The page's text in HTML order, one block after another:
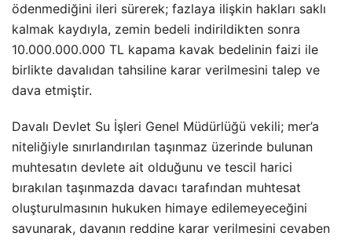
ödenmediğini ileri sürerek; fazlaya ilişkin hakları saklı
kalmak kaydıyla, zemin bedeli indirildikten sonra
10.000.000.000 TL kapama kavak bedelinin faizi ile
birlikte davalıdan tahsiline karar verilmesini talep ve
dava etmiştir.
Davalı Devlet Su İşleri Genel Müdürlüğü vekili; mer’a
niteliğiyle sınırlandırılan taşınmaz üzerinde bulunan
muhtesatın devlete ait olduğunu ve tescil harici
bırakılan taşınmazda davacı tarafından muhtesat
oluşturulmasının hukuken himaye edilemeyeceğini
savunarak, davanın reddine karar verilmesini cevaben